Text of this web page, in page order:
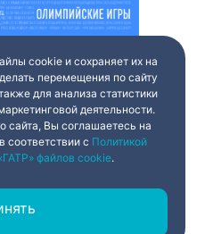
cookie и сохраняет их на
перемещения по сайту
для анализа статистики
деятельности.
сайта, Вы соглашаетесь на
соответствии с Политикой
файлов cookie.